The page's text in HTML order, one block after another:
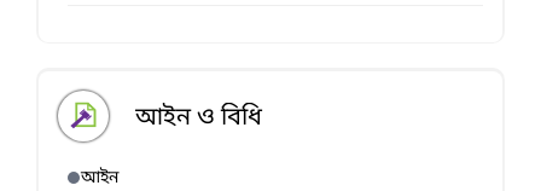
আইন ও বিধি
আইন